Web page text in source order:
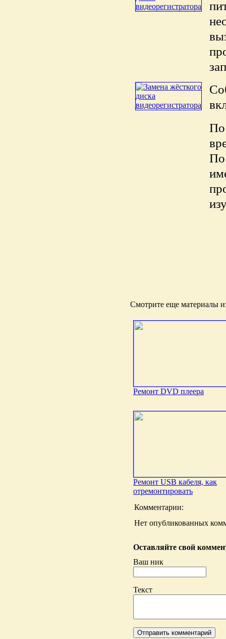
Смотрите еще материалы
Ремонт DVD плеера
Ремонт USB кабеля, как
отремонтировать
Комментарии:
Нет опубликованных
Оставляйте свой
Ваш ник
Текст